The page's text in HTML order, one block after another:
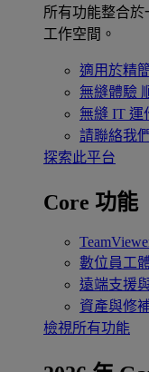
所有功能整合
工作空間。
適用於精
無縫體驗
無縫 IT 運
請聯絡我
探索此平台
Core 功能
數位員工
遠端支援
資產與修
檢視所有功能